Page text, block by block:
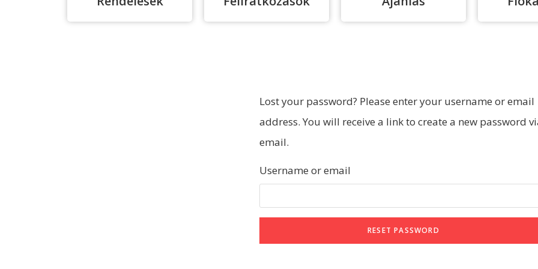
Lost your password? Please enter your username or email
address. You will receive a link to create a new password
email.
Username or email
RESET PASSWORD